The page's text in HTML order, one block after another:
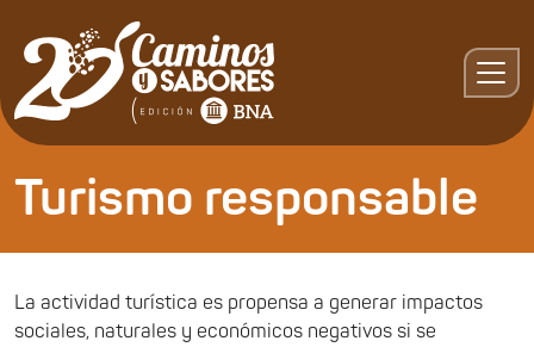
Turismo responsable
La actividad turística es propensa a generar impactos
sociales, naturales y económicos negativos si se